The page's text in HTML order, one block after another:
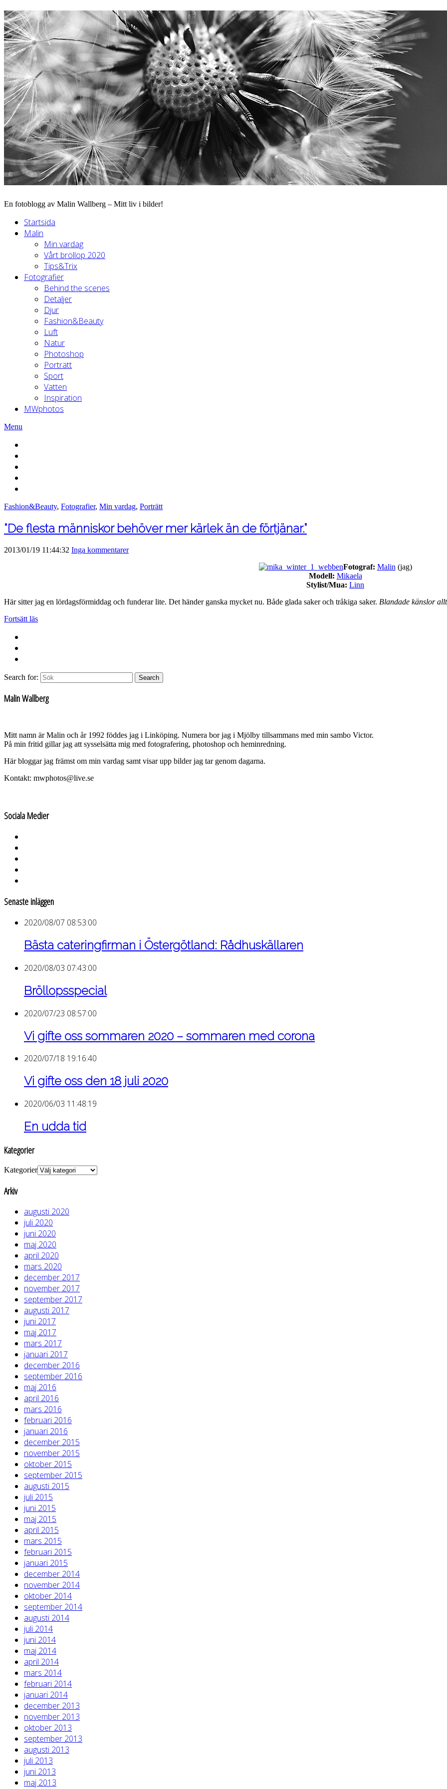
En fotoblogg av Malin Wallberg – Mitt liv i bilder!
Startsida
Malin
Min vardag
Vårt bröllop 2020
Tips&Trix
Fotografier
Behind the scenes
Detaljer
Djur
Fashion&Beauty
Luft
Natur
Photoshop
Porträtt
Sport
Vatten
Inspiration
MWphotos
Menu
Fashion&Beauty, Fotografier, Min vardag, Porträtt
“De flesta människor behöver mer kärlek än de förtjänar.”
2013/01/19 11:44:32 Inga kommentarer
Fotograf: Malin (jag)
Modell: Mikaela
Stylist/Mua: Linn
Här sitter jag en lördagsförmiddag och funderar lite. Det händer ganska mycket nu. Både glada saker och tråkiga saker. Blandade känslor
Fortsätt läs
Search for: Search
Malin Wallberg
Mitt namn är Malin och år 1992 föddes jag i Linköping. Numera bor jag i Mjölby tillsammans med min sambo Victor.
På min fritid gillar jag att sysselsätta mig med fotografering, photoshop och heminredning.
Här bloggar jag främst om min vardag samt visar upp bilder jag tar genom dagarna.
Kontakt: mwphotos@live.se
Sociala Medier
Senaste inläggen
2020/08/07 08:53:00
Bästa cateringfirman i Östergötland: Rådhuskällaren
2020/08/03 07:43:00
Bröllopsspecial
2020/07/23 08:57:00
Vi gifte oss sommaren 2020 – sommaren med corona
2020/07/18 19:16:40
Vi gifte oss den 18 juli 2020
2020/06/03 11:48:19
En udda tid
Kategorier
Kategorier
Arkiv
augusti 2020
juli 2020
juni 2020
maj 2020
april 2020
mars 2020
december 2017
november 2017
september 2017
augusti 2017
juni 2017
maj 2017
mars 2017
januari 2017
december 2016
september 2016
maj 2016
april 2016
mars 2016
februari 2016
januari 2016
december 2015
november 2015
oktober 2015
september 2015
augusti 2015
juli 2015
juni 2015
maj 2015
april 2015
mars 2015
februari 2015
januari 2015
december 2014
november 2014
oktober 2014
september 2014
augusti 2014
juli 2014
juni 2014
maj 2014
april 2014
mars 2014
februari 2014
januari 2014
december 2013
november 2013
oktober 2013
september 2013
augusti 2013
juli 2013
juni 2013
maj 2013